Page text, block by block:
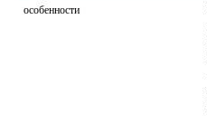
особенности